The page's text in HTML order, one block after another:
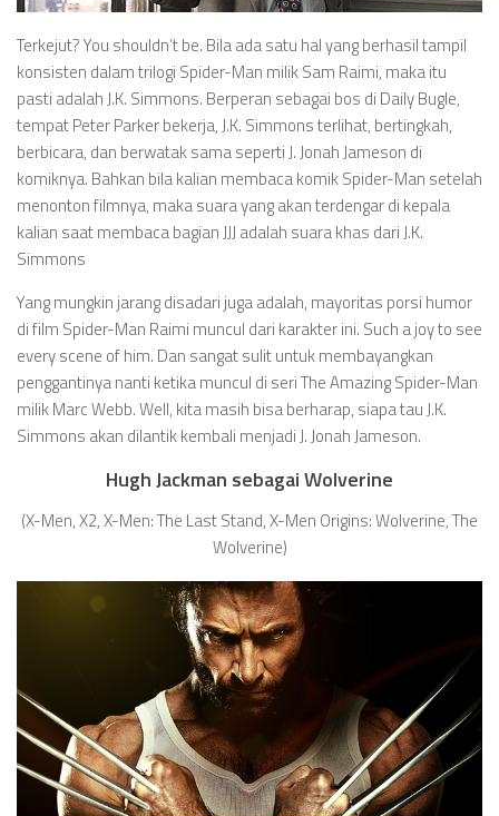
Terkejut? You shouldn’t be. Bila ada satu hal yang berhasil tampil
konsisten dalam trilogi Spider-Man milik Sam Raimi, maka itu
pasti adalah J.K. Simmons. Berperan sebagai bos di Daily Bugle,
tempat Peter Parker bekerja, J.K. Simmons terlihat, bertingkah,
berbicara, dan berwatak sama seperti J. Jonah Jameson di
komiknya. Bahkan bila kalian membaca komik Spider-Man setelah
menonton filmnya, maka suara yang akan terdengar di kepala
kalian saat membaca bagian JJJ adalah suara khas dari J.K.
Simmons
Yang mungkin jarang disadari juga adalah, mayoritas porsi humor
di film Spider-Man Raimi muncul dari karakter ini. Such a joy to see
every scene of him. Dan sangat sulit untuk membayangkan
penggantinya nanti ketika muncul di seri The Amazing Spider-Man
milik Marc Webb. Well, kita masih bisa berharap, siapa tau J.K.
Simmons akan dilantik kembali menjadi J. Jonah Jameson.
Hugh Jackman sebagai Wolverine
(X-Men, X2, X-Men: The Last Stand, X-Men Origins: Wolverine, The
Wolverine)